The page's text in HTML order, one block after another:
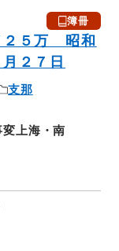
簿冊
２５万 昭和
２７日
支那
上海・南